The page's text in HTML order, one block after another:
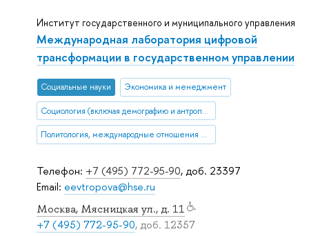
Телефон: +7 (495) 772-95-90, доб. 23397
Email: eevtropova@hse.ru
Москва, Мясницкая ул., д. 11
+7 (495) 772-95-90, доб. 12357
Институт государственного и муниципального управления
Международная лаборатория цифровой
трансформации в государственном управлении
Социальные науки Экономика и менеджмент
Социология (включая демографию и антропологию)
Политология, международные отношения и ГМУ